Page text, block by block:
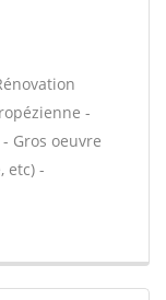
-
Gros oeuvre
etc) -